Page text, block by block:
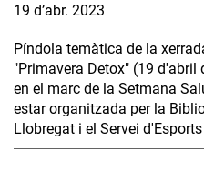
19 d’abr. 2023
Píndola temàtica de la
"Primavera Detox" (19
en el marc de la Setmana
estar organitzada per la
Llobregat i el Servei